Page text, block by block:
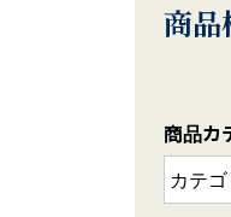
商品
商品カ